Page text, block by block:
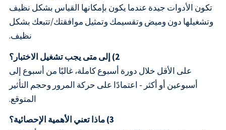
تكون الأدوات جيدة عندما يكون بإمكانها القياس بشكل نظيف
وتشغيلها دون وميض وتقسيمك وتمثيل موافقتك/تتبعك بشكل
نظيف.
2) إلى متى يجب تشغيل الاختبار؟
على الأقل خلال دورة أسبوع كاملة، غالبًا من أسبوع إلى
أسبوعين أو أكثر - اعتمادًا على حركة المرور وحجم التأثير
المتوقع.
3) ماذا تعني الأهمية الإحصائية؟